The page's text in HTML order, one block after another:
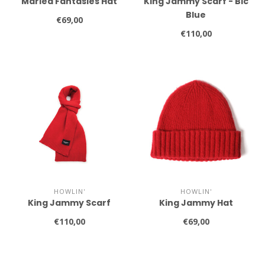
€69,00
Blue
€110,00
HOWLIN'
King Jammy Scarf
€110,00
HOWLIN'
King Jammy Hat
€69,00